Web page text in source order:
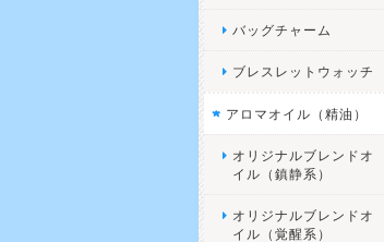
バッグチャーム
ブレスレットウォッチ
アロマオイル（精油）
オリジナルブレンドオ
イル（鎮静系）
オリジナルブレンドオ
イル（覚醒系）